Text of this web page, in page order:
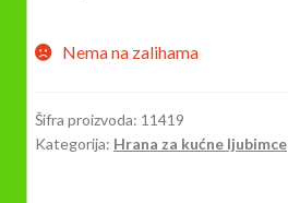
Nema na zalihama
Šifra proizvoda: 11419
Kategorija: Hrana za kućne ljubimce